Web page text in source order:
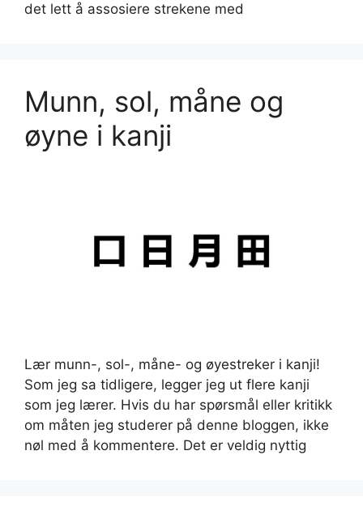
det lett å assosiere strekene med
Munn, sol, måne og
øyne i kanji
Lær munn-, sol-, måne- og øyestreker i kanji!
Som jeg sa tidligere, legger jeg ut flere kanji
som jeg lærer. Hvis du har spørsmål eller kritikk
om måten jeg studerer på denne bloggen, ikke
nøl med å kommentere. Det er veldig nyttig